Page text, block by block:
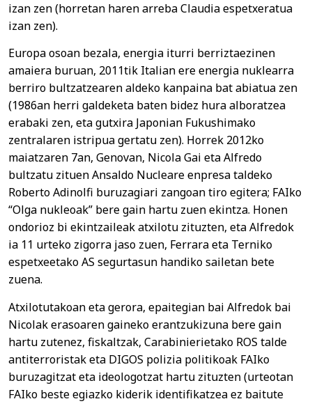
izan zen (horretan haren arreba Claudia espetxeratua
izan zen).
Europa osoan bezala, energia iturri berriztaezinen
amaiera buruan, 2011tik Italian ere energia nuklearra
berriro bultzatzearen aldeko kanpaina bat abiatua zen
(1986an herri galdeketa baten bidez hura alboratzea
erabaki zen, eta gutxira Japonian Fukushimako
zentralaren istripua gertatu zen). Horrek 2012ko
maiatzaren 7an, Genovan, Nicola Gai eta Alfredo
bultzatu zituen Ansaldo Nucleare enpresa taldeko
Roberto Adinolfi buruzagiari zangoan tiro egitera; FAIko
“Olga nukleoak” bere gain hartu zuen ekintza. Honen
ondorioz bi ekintzaileak atxilotu zituzten, eta Alfredok
ia 11 urteko zigorra jaso zuen, Ferrara eta Terniko
espetxeetako AS segurtasun handiko sailetan bete
zuena.
Atxilotutakoan eta gerora, epaitegian bai Alfredok bai
Nicolak erasoaren gaineko erantzukizuna bere gain
hartu zutenez, fiskaltzak, Carabinierietako ROS talde
antiterroristak eta DIGOS polizia politikoak FAIko
buruzagitzat eta ideologotzat hartu zituzten (urteotan
FAIko beste egiazko kiderik identifikatzea ez baitute